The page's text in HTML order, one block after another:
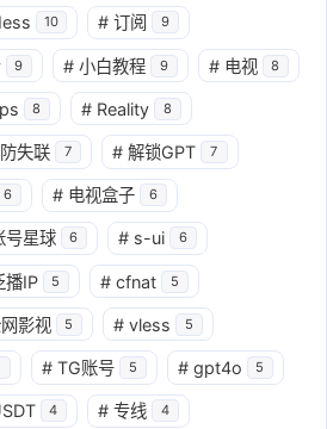
10 # 订阅 9
9 # 小白教程 9 # 电视 8
8 # Reality 8
防失联 7 # 解锁GPT 7
6 # 电视盒子 6
号星球 6 # s-ui 6
播IP 5 # cfnat 5
影视 5 # vless 5
# TG账号 5 # gpt4o 5
4 # 专线 4